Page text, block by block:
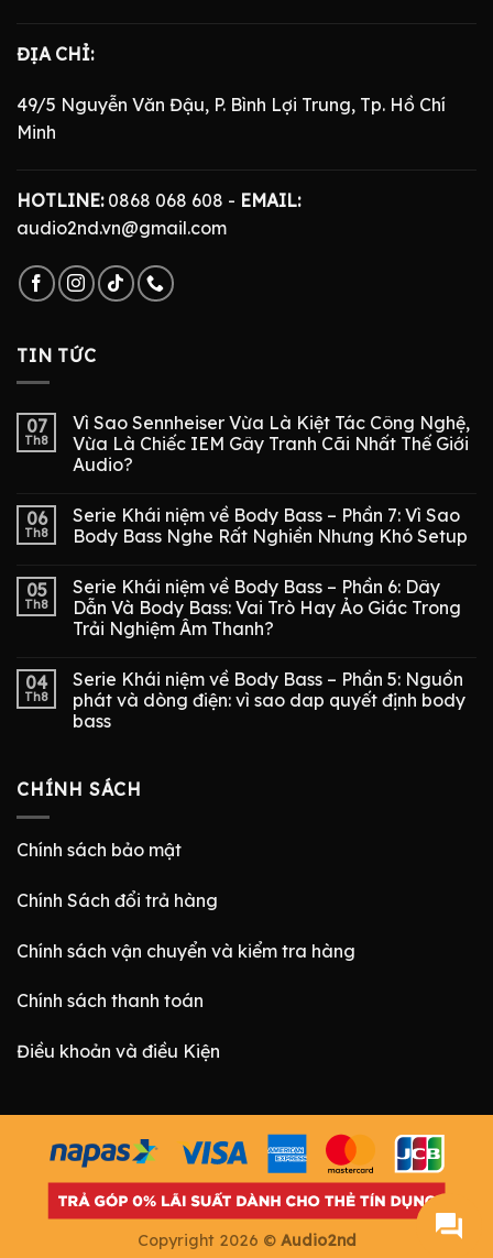
ĐỊA CHỈ:
49/5 Nguyễn Văn Đậu, P. Bình Lợi Trung, Tp. Hồ Chí
Minh
HOTLINE:0868 068 608 - EMAIL:
audio2nd.vn@gmail.com
TIN TỨC
07
Th8
Vì Sao Sennheiser Vừa Là Kiệt Tác Công Nghệ,
Vừa Là Chiếc IEM Gây Tranh Cãi Nhất Thế Giới
Audio?
06
Th8
Serie Khái niệm về Body Bass – Phần 7: Vì Sao
Body Bass Nghe Rất Nghiền Nhưng Khó Setup
05
Th8
Serie Khái niệm về Body Bass – Phần 6: Dây
Dẫn Và Body Bass: Vai Trò Hay Ảo Giác Trong
Trải Nghiệm Âm Thanh?
04
Th8
Serie Khái niệm về Body Bass – Phần 5: Nguồn
phát và dòng điện: vì sao dap quyết định body
bass
CHÍNH SÁCH
Chính sách bảo mật
Chính Sách đổi trả hàng
Chính sách vận chuyển và kiểm tra hàng
Chính sách thanh toán
Điều khoản và điều Kiện
Copyright 2026 © Audio2nd